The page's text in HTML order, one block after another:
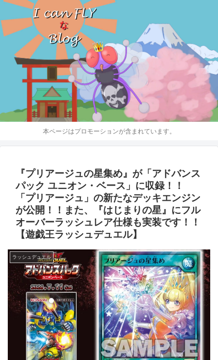
本ページはプロモーションが含まれています。
『プリアージュの星集め』が「アドバンス
パック ユニオン・ベース」に収録！！
「プリアージュ」の新たなデッキエンジン
が公開！！また、『はじまりの星』にフル
オーバーラッシュレア仕様も実装です！！
【遊戯王ラッシュデュエル】
ラッシュデュエル